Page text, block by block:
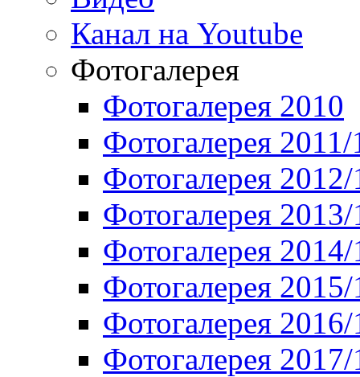
Канал на Youtube
Фотогалерея
Фотогалерея 2010
Фотогалерея 2011/
Фотогалерея
Фотогалерея
Фотогалерея
Фотогалерея
Фотогалерея
Фотогалерея